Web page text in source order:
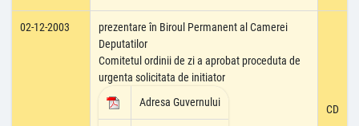
02-12-2003
prezentare în Biroul Permanent al Camerei
Deputatilor
Comitetul ordinii de zi a aprobat proceduta de
urgenta solicitata de initiator
Adresa Guvernului
CD